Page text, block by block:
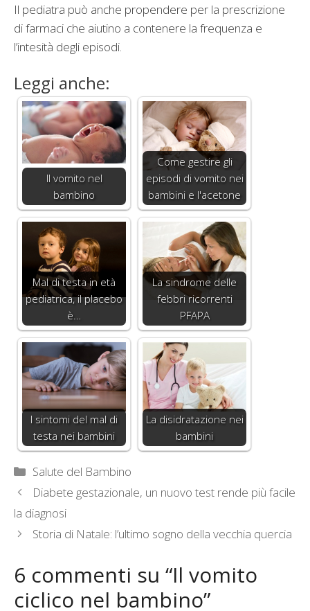
Il pediatra può anche propendere per la prescrizione
di farmaci che aiutino a contenere la frequenza e
l’intesità degli episodi.
Leggi anche:
Il vomito nel
bambino
Come gestire gli
episodi di vomito nei
bambini e l'acetone
Mal di testa in età
pediatrica, il placebo
è…
La sindrome delle
febbri ricorrenti
PFAPA
I sintomi del mal di
testa nei bambini
La disidratazione nei
bambini
Categorie
Salute del Bambino
Diabete gestazionale, un nuovo test rende più facile
la diagnosi
Storia di Natale: l’ultimo sogno della vecchia quercia
6 commenti su “Il vomito
ciclico nel bambino”